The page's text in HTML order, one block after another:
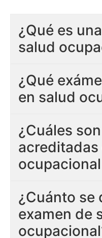
¿Qué es
salud
¿Qué
en salud
¿Cuáles
acreditadas
¿Cuánto se
examen de